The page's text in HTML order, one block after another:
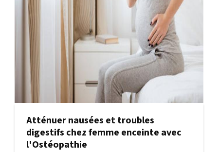
Atténuer nausées et troubles
digestifs chez femme enceinte avec
l'Ostéopathie